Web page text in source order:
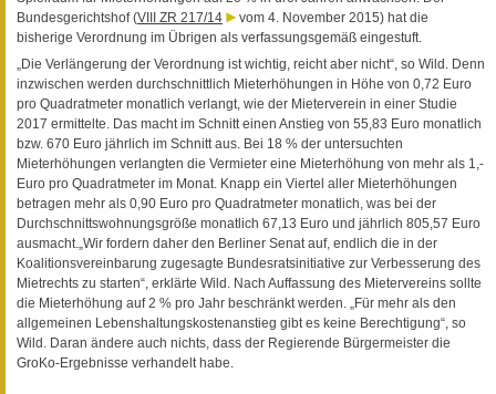
Bundesgerichtshof (VIII ZR 217/14
vom 4. November 2015) hat die
bisherige Verordnung im Übrigen als verfassungsgemäß eingestuft.
„Die Verlängerung der Verordnung ist wichtig, reicht aber nicht“, so Wild. Denn
inzwischen werden durchschnittlich Mieterhöhungen in Höhe von 0,72 Euro
pro Quadratmeter monatlich verlangt, wie der Mieterverein in einer Studie
2017 ermittelte. Das macht im Schnitt einen Anstieg von 55,83 Euro monatlich
bzw. 670 Euro jährlich im Schnitt aus. Bei 18 % der untersuchten
Mieterhöhungen verlangten die Vermieter eine Mieterhöhung von mehr als 1,-
Euro pro Quadratmeter im Monat. Knapp ein Viertel aller Mieterhöhungen
betragen mehr als 0,90 Euro pro Quadratmeter monatlich, was bei der
Durchschnittswohnungsgröße monatlich 67,13 Euro und jährlich 805,57 Euro
ausmacht.„Wir fordern daher den Berliner Senat auf, endlich die in der
Koalitionsvereinbarung zugesagte Bundesratsinitiative zur Verbesserung des
Mietrechts zu starten“, erklärte Wild. Nach Auffassung des Mietervereins sollte
die Mieterhöhung auf 2 % pro Jahr beschränkt werden. „Für mehr als den
allgemeinen Lebenshaltungskostenanstieg gibt es keine Berechtigung“, so
Wild. Daran ändere auch nichts, dass der Regierende Bürgermeister die
GroKo-Ergebnisse verhandelt habe.